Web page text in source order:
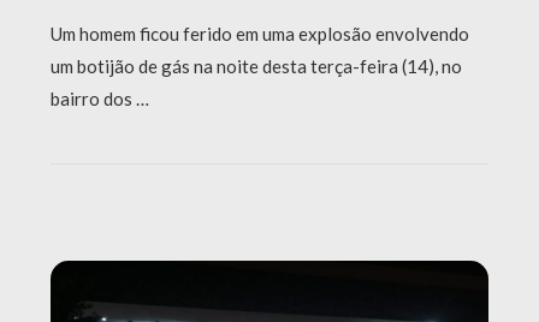
Um homem ficou ferido em uma explosão envolvendo
um botijão de gás na noite desta terça-feira (14), no
bairro dos …